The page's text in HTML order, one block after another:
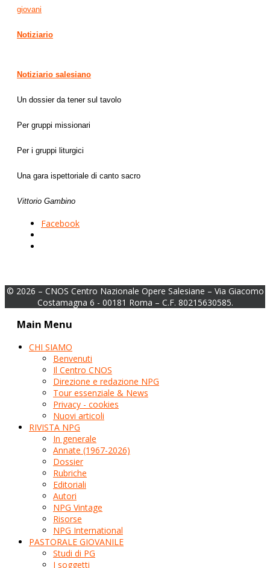
giovani
Notiziario
Notiziario salesiano
Un dossier da tener sul tavolo
Per gruppi missionari
Per i gruppi liturgici
Una gara ispettoriale di canto sacro
Vittorio Gambino
Facebook
© 2026 – CNOS Centro Nazionale Opere Salesiane – Via Giacomo
Costamagna 6 - 00181 Roma – C.F. 80215630585.
Main Menu
CHI SIAMO
Benvenuti
Il Centro CNOS
Direzione e redazione NPG
Tour essenziale & News
Privacy - cookies
Nuovi articoli
RIVISTA NPG
In generale
Annate (1967-2026)
Dossier
Rubriche
Editoriali
Autori
NPG Vintage
Risorse
NPG International
PASTORALE GIOVANILE
Studi di PG
I soggetti